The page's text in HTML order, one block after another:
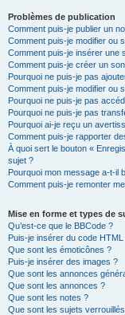
Problèmes de publication
Comment puis-je publier un
Comment puis-je modifier ou
Comment puis-je insérer une
Comment puis-je créer un
Pourquoi ne puis-je pas
Comment puis-je modifier ou
Pourquoi ne puis-je pas
Pourquoi ne puis-je pas
Pourquoi ai-je reçu un
Comment puis-je rapporter
À quoi sert le bouton «
sujet ?
Pourquoi mon message a-t-il
Comment puis-je remonter
Mise en forme et types de
Qu’est-ce que le BBCode ?
Puis-je insérer du code HTML
Que sont les émoticônes ?
Puis-je insérer des images ?
Que sont les annonces
Que sont les annonces ?
Que sont les notes ?
Que sont les sujets